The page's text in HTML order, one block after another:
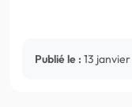
Publié le : 13